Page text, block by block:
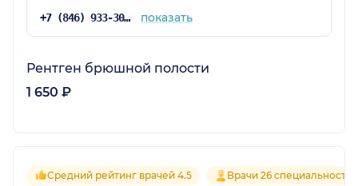
+7 (846) 933-30-30 показать
Рентген брюшной полости
1 650 ₽
Средний рейтинг врачей 4.5 Врачи 26 специальностей